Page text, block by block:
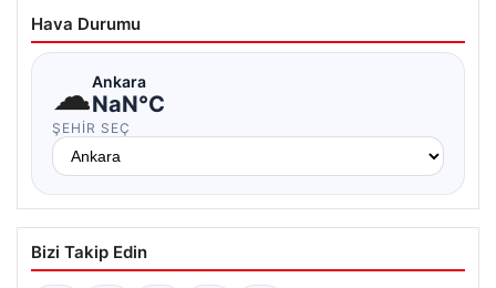
Hava Durumu
☁Ankara
NaN°C
ŞEHIR SEÇ
Bizi Takip Edin